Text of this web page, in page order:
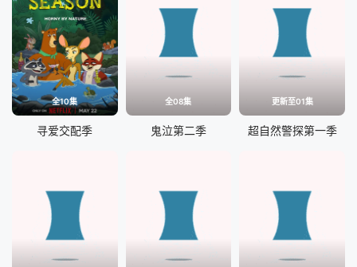
全10集
寻爱交配季
全08集
鬼泣第二季
更新至01集
超自然警探第一季